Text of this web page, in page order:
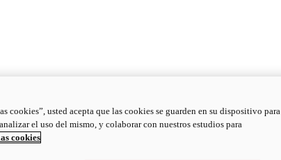
cookies”, usted acepta que las cookies se guarden en su dispositivo para
el uso del mismo, y colaborar con nuestros estudios para
cookies